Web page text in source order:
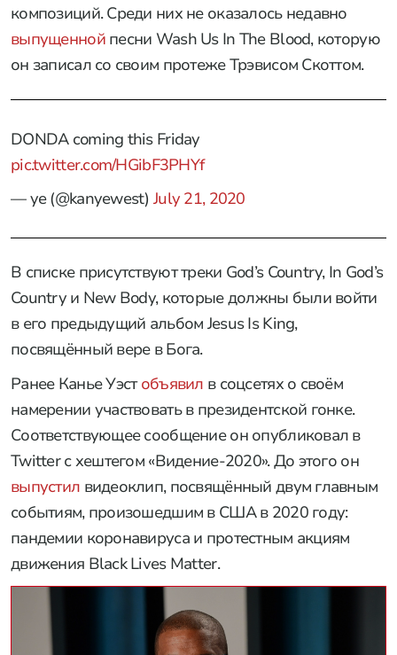
композиций. Среди них не оказалось недавно
выпущеннойпесни Wash Us In The Blood, которую
он записал со своим протеже Трэвисом Скоттом.
DONDA coming this Friday
pic.twitter.com/HGibF3PHYf
— ye (@kanyewest)July 21, 2020
В списке присутствуют треки God’s Country, In God’s
Country и New Body, которые должны были войти
в его предыдущий альбом Jesus Is King,
посвящённый вере в Бога.
Ранее Канье Уэстобъявил в соцсетях о своём
намерении участвовать в президентской гонке.
Соответствующее сообщение он опубликовал в
Twitter с хештегом «Видение-2020». До этого он
выпустил видеоклип, посвящённый двум главным
событиям, произошедшим в США в 2020 году:
пандемии коронавируса и протестным акциям
движения Black Lives Matter.